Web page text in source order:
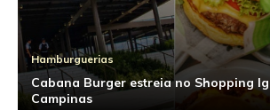
Hamburguerias
Cabana Burger estreia no Shopping
Campinas